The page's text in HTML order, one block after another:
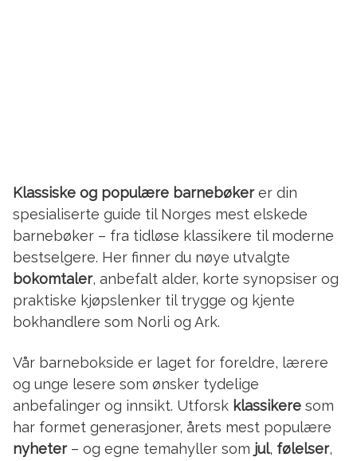
Klassiske og populære barnebøkerer din
spesialiserte guide til Norges mest elskede
barnebøker – fra tidløse klassikere til moderne
bestselgere. Her finner du nøye utvalgte
bokomtaler, anbefalt alder, korte synopsiser og
praktiske kjøpslenker til trygge og kjente
bokhandlere som Norli og Ark.
Vår barnebokside er laget for foreldre, lærere
og unge lesere som ønsker tydelige
anbefalinger og innsikt. Utforsk klassikere som
har formet generasjoner, årets mest populære
nyheter– og egne temahyller som jul, følelser,